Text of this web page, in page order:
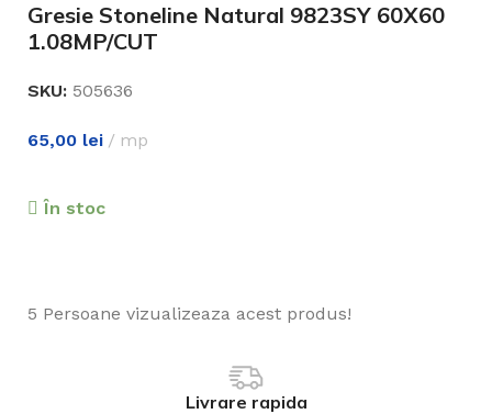
Gresie Stoneline Natural 9823SY 60X60
1.08MP/CUT
SKU: 505636
65,00 lei mp
În stoc
5 Persoane vizualizeaza acest produs!
Livrare rapida